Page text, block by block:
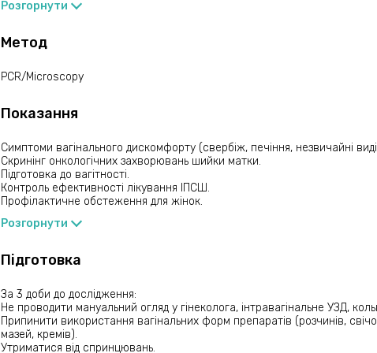
запобігти ускладненням і підтримати здоров’я жіночої репродуктивної
Виявлення Chlamydia trachomatis, Neisseria gonorrhoeae, Trichomonas
Генотипування вірусу папіломи людини (ВПЛ) 28 типів (19 високого
низького онкогенного ризику).
Оцінка стану клітин шийки матки для раннього виявлення патологій,
3.
Мікроскопія вагінальних виділень:
Оцінка мікрофлори та клітинного складу за шкалами Nugent
Тип БМ Лабораторія ЛПЗНа дому
Виділення із піхви
Розгорнути
Метод
PCR/Microscopy
Показання
Симптоми вагінального дискомфорту (свербіж, печіння, незвичайні
Скринінг онкологічних захворювань шийки матки.
Підготовка до вагітності.
Контроль ефективності лікування ІПСШ.
Профілактичне обстеження для жінок.
Розгорнути
Підготовка
За 3 доби до дослідження:
Не проводити мануальний огляд у гінеколога, інтравагінальне УЗД,
Припинити використання вагінальних форм препаратів (розчинів,
мазей, кремів).
Утриматися від спринцювань.